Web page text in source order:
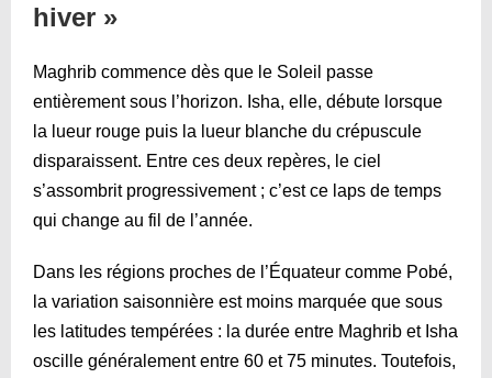
hiver »
Maghrib commence dès que le Soleil passe
entièrement sous l’horizon. Isha, elle, débute lorsque
la lueur rouge puis la lueur blanche du crépuscule
disparaissent. Entre ces deux repères, le ciel
s’assombrit progressivement ; c’est ce laps de temps
qui change au fil de l’année.
Dans les régions proches de l’Équateur comme Pobé,
la variation saisonnière est moins marquée que sous
les latitudes tempérées : la durée entre Maghrib et Isha
oscille généralement entre 60 et 75 minutes. Toutefois,